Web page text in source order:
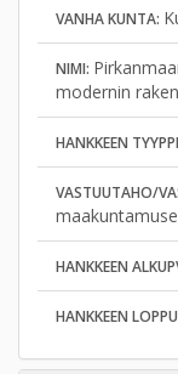
VANHA KUNTA:
NIMI:
modernin
HANKKEEN
VASTUUTAHO/
HANKKEEN
HANKKEEN